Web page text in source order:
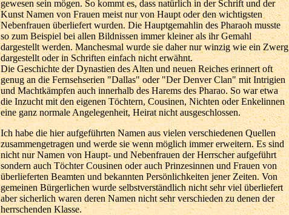
gewesen sein mögen. So kommt es, dass natürlich in der Schrift und der
Kunst Namen von Frauen meist nur von Haupt oder den wichtigsten
Nebenfrauen überliefert wurden. Die Hauptgemahlin des Pharaoh musste
so zum Beispiel bei allen Bildnissen immer kleiner als ihr Gemahl
dargestellt werden. Manchesmal wurde sie daher nur winzig wie ein Zwerg
dargestellt oder in Schriften einfach nicht erwähnt.
Die Geschichte der Dynastien des Alten und neuen Reiches erinnert oft
genug an die Fernsehserien "Dallas" oder "Der Denver Clan" mit Intrigien
und Machtkämpfen auch innerhalb des Harems des Pharao. So war etwa
die Inzucht mit den eigenen Töchtern, Cousinen, Nichten oder Enkelinnen
eine ganz normale Angelegenheit, Heirat nicht ausgeschlossen.
Ich habe die hier aufgeführten Namen aus vielen verschiedenen Quellen
zusammengetragen und werde sie wenn möglich immer erweitern. Es sind
nicht nur Namen von Haupt- und Nebenfrauen der Herrscher aufgeführt
sondern auch Töchter Cousinen oder auch Prinzesinnen und Frauen von
überlieferten Beamten und bekannten Persönlichkeiten jener Zeiten. Von
gemeinen Bürgerlichen wurde selbstverständlich nicht sehr viel überliefert
aber sicherlich waren deren Namen nicht sehr verschieden zu denen der
herrschenden Klasse.